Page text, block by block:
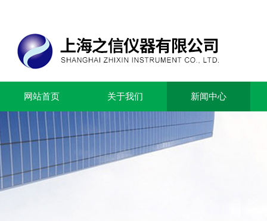
网站首页 关于我们 新闻中心